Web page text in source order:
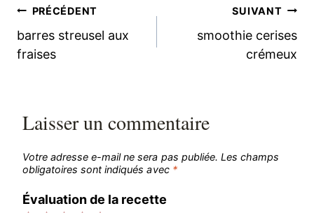
Navigation
de
PRÉCÉDENT
barres streusel aux
fraises
SUIVANT
smoothie cerises
crémeux
Laisser un commentaire
Votre adresse e-mail ne sera pas publiée. Les champs
obligatoires sont indiqués avec *
Évaluation de la recette